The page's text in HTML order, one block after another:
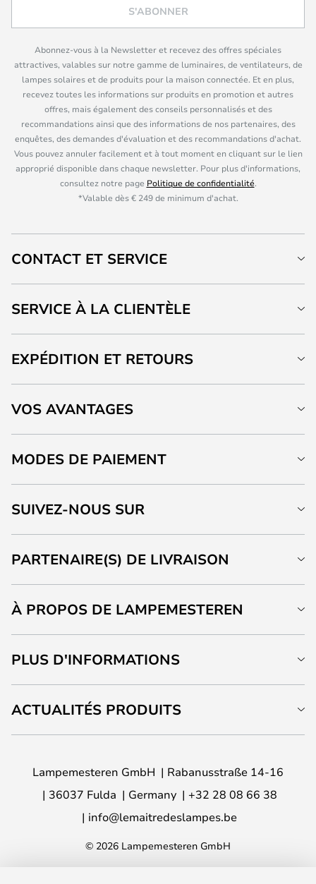
S'ABONNER
Abonnez-vous à la Newsletter et recevez des offres spéciales
attractives, valables sur notre gamme de luminaires, de ventilateurs, de
lampes solaires et de produits pour la maison connectée. Et en plus,
recevez toutes les informations sur produits en promotion et autres
offres, mais également des conseils personnalisés et des
recommandations ainsi que des informations de nos partenaires, des
enquêtes, des demandes d'évaluation et des recommandations d'achat.
Vous pouvez annuler facilement et à tout moment en cliquant sur le lien
approprié disponible dans chaque newsletter. Pour plus d'informations,
consultez notre page Politique de confidentialité.
*Valable dès € 249 de minimum d'achat.
CONTACT ET SERVICE
SERVICE À LA CLIENTÈLE
EXPÉDITION ET RETOURS
VOS AVANTAGES
MODES DE PAIEMENT
SUIVEZ-NOUS SUR
PARTENAIRE(S) DE LIVRAISON
À PROPOS DE LAMPEMESTEREN
PLUS D'INFORMATIONS
ACTUALITÉS PRODUITS
Lampemesteren GmbH
Rabanusstraße 14-16
36037 Fulda
Germany
+32 28 08 66 38
info@lemaitredeslampes.be
© 2026 Lampemesteren GmbH